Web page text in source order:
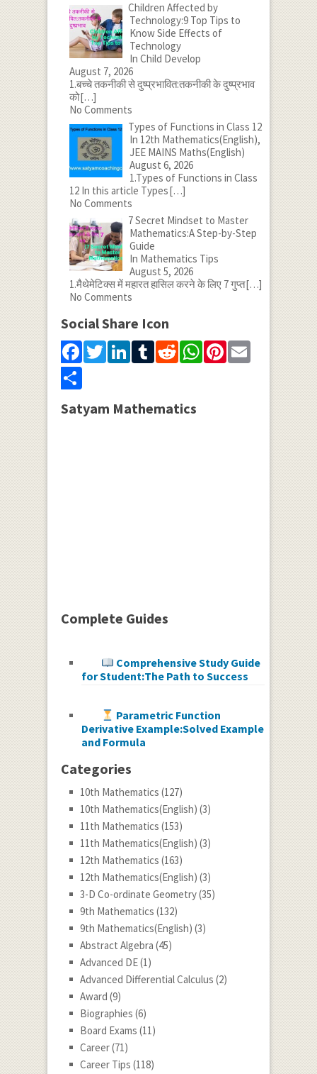
Children Affected by
Technology:9 Top Tips to
Know Side Effects of
Technology
In Child Develop
August 7, 2026
1.बच्चे तकनीकी से दुष्प्रभावित:तकनीकी के दुष्प्रभाव
को[…]
No Comments
Types of Functions in Class 12
In 12th Mathematics(English),
JEE MAINS Maths(English)
August 6, 2026
1.Types of Functions in Class
12 In this article Types[…]
No Comments
7 Secret Mindset to Master
Mathematics:A Step-by-Step
Guide
In Mathematics Tips
August 5, 2026
1.मैथेमेटिक्स में महारत हासिल करने के लिए 7 गुप्त[…]
No Comments
Social Share Icon
Facebook
Twitter
LinkedIn
Tumblr
Reddit
WhatsApp
Pinterest
Email
Share
Satyam Mathematics
Complete Guides
Comprehensive Study Guide
for Student:The Path to Success
Parametric Function
Derivative Example:Solved Example
and Formula
Categories
10th Mathematics (127)
10th Mathematics(English) (3)
11th Mathematics (153)
11th Mathematics(English) (3)
12th Mathematics (163)
12th Mathematics(English) (3)
3-D Co-ordinate Geometry(35)
9th Mathematics (132)
9th Mathematics(English) (3)
Abstract Algebra (45)
Advanced DE(1)
Advanced Differential Calculus (2)
Award (9)
Biographies (6)
Board Exams (11)
Career(71)
Career Tips (118)